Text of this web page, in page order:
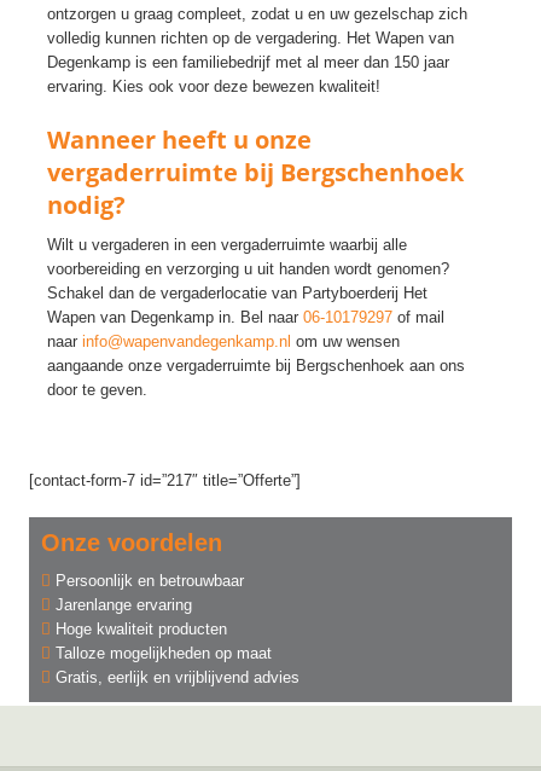
ontzorgen u graag compleet, zodat u en uw gezelschap zich
volledig kunnen richten op de vergadering. Het Wapen van
Degenkamp is een familiebedrijf met al meer dan 150 jaar
ervaring. Kies ook voor deze bewezen kwaliteit!
Wanneer heeft u onze
vergaderruimte bij Bergschenhoek
nodig?
Wilt u vergaderen in een vergaderruimte waarbij alle
voorbereiding en verzorging u uit handen wordt genomen?
Schakel dan de vergaderlocatie van Partyboerderij Het
Wapen van Degenkamp in. Bel naar 06-10179297 of mail
naar info@wapenvandegenkamp.nl om uw wensen
aangaande onze vergaderruimte bij Bergschenhoek aan ons
door te geven.
[contact-form-7 id=”217″ title=”Offerte”]
Onze voordelen
Persoonlijk en betrouwbaar
Jarenlange ervaring
Hoge kwaliteit producten
Talloze mogelijkheden op maat
Gratis, eerlijk en vrijblijvend advies